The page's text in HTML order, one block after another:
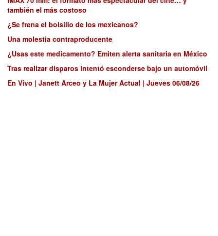
también el más costoso
¿Se frena el bolsillo de los mexicanos?
Una molestia contraproducente
¿Usas este medicamento? Emiten alerta sanitaria en México
Tras realizar disparos intentó esconderse bajo un automóvil
En Vivo | Janett Arceo y La Mujer Actual | Jueves 06/08/26